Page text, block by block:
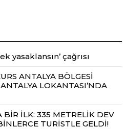
yasaklansın’ çağrısı
ANTALYA BÖLGESİ
LOKANTASI’NDA
BİR İLK: 335 METRELİK DEV
TURİSTLE GELDİ!